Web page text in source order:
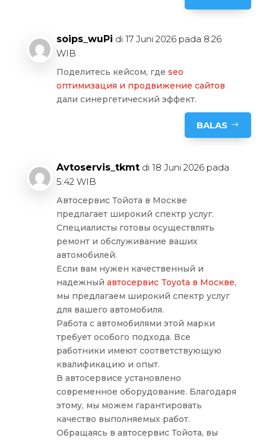
soips_wuPi di 17 Juni 2026 pada 8:26
WIB
Поделитесь кейсом, где seo
оптимизация и продвижение сайтов
дали синергетический эффект.
BALAS
Avtoservis_tkmt di 18 Juni 2026 pada
5:42 WIB
Автосервис Тойота в Москве
предлагает широкий спектр услуг.
Специалисты готовы осуществлять
ремонт и обслуживание ваших
автомобилей.
Если вам нужен качественный и
надежный автосервис Toyota в Москве,
мы предлагаем широкий спектр услуг
для вашего автомобиля.
Работа с автомобилями этой марки
требует особого подхода. Все
работники имеют соответствующую
квалификацию и опыт.
В автосервисе установлено
современное оборудование. Благодаря
этому, мы можем гарантировать
качество выполняемых работ.
Обращаясь в автосервис Тойота, вы